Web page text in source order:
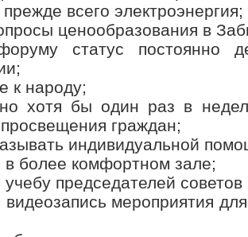
всего электроэнергия;
ценообразования в
статус постоянно
к народу;
хотя бы один раз в
граждан;
индивидуальной
в более комфортном зале;
учебу председателей
видеозапись мероприятия